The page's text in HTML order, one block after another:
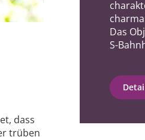
dass
trüben
Das
S-